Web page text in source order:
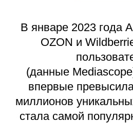
В январе 2023 года
OZON и
(данные
впервые
миллионов
стала самой